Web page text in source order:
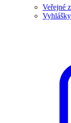
Veřejné